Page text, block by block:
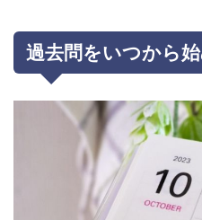
過去問をいつから